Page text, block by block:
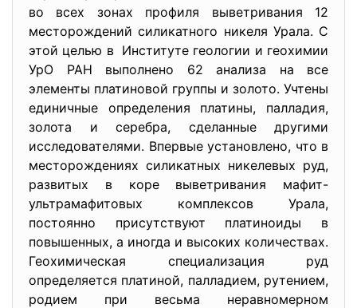
во всех зонах профиля выветривания 12
месторождений силикатного никеля Урала. С
этой целью в Институте геологии и геохимии
УрО РАН выполнено 62 анализа на все
элементы платиновой группы и золото. Учтены
единичные определения платины, палладия,
золота и серебра, сделанные другими
исследователями. Впервые установлено, что в
месторождениях силикатных никелевых руд,
развитых в коре выветривания мафит-
ультрамафитовых комплексов Урала,
постоянно присутствуют платиноиды в
повышенных, а иногда и высоких количествах.
Геохимическая специализация руд
определяется платиной, палладием, рутением,
родием при весьма неравномерном